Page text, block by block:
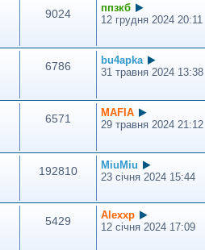
9024
ппзкб
12 грудня 2024 20:11
6786
bu4apka
31 травня 2024 13:38
6571
MAFIA
29 травня 2024 21:12
192810
MiuMiu
23 січня 2024 15:44
5429
Alexxp
12 січня 2024 17:09